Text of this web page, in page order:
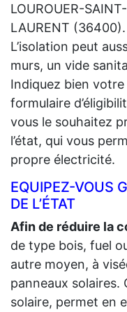
LOUROUER-SAINT-
LAURENT (36400).
L’isolation peut
murs, un vide
Indiquez bien
formulaire
vous le souhaitez
l’état, qui vous
propre électricité.
EQUIPEZ-VOUS
DE L’ÉTAT
Afin de réduire la
de type bois, fuel
autre moyen, à
panneaux solaires.
solaire, permet en